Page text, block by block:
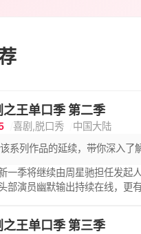
之王单口季 第二季
喜剧,脱口秀 中国大陆
该系列作品的延续，带你深入了
一季将继续由周星驰担任发起
部演员幽默输出持续在线，更
之王单口季 第三季